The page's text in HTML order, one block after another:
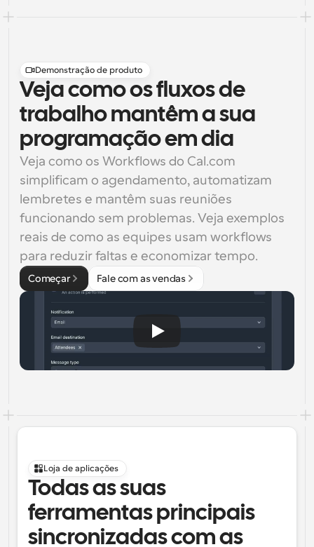
Demonstração de produto
Veja como os fluxos de
trabalho mantêm a sua
programação em dia
Veja como os Workflows do Cal.com
simplificam o agendamento, automatizam
lembretes e mantêm suas reuniões
funcionando sem problemas. Veja exemplos
reais de como as equipes usam workflows
para reduzir faltas e economizar tempo.
Começar Fale com as vendas
Loja de aplicações
Todas as suas
ferramentas principais
sincronizadas com as